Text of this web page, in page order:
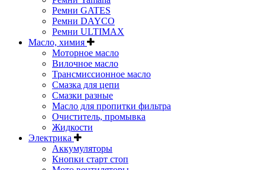
Ремни GATES
Ремни DAYCO
Ремни ULTIMAX
Масло, химия
Моторное масло
Вилочное масло
Трансмиссионное масло
Смазка для цепи
Смазки разные
Масло для пропитки фильтра
Очиститель, промывка
Жидкости
Электрика
Аккумуляторы
Кнопки старт стоп